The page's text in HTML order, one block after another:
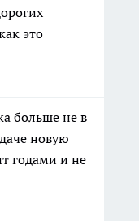
это
больше не в
новую
годами и не